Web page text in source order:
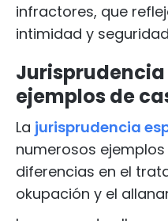
infractores, que
intimidad y
ejemplos de
La jurisprudencia
numerosos
diferencias en el
okupación y el